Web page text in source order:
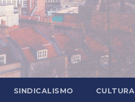
SINDICALISMO CULTURA